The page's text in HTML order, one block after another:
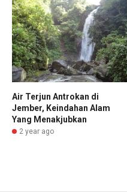
Air Terjun Antrokan di
Jember, Keindahan Alam
Yang Menakjubkan
2 year ago